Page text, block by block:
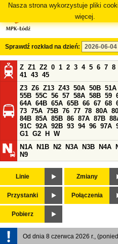
Nasza strona wykorzystuje pliki
więcej.
Sprawdź rozkład na dzień:
Z Z1 Z2 0 1 2 3 4 5 6 7 8
41 43 45
Z3 Z6 Z13 Z43 50A 50B 51A
55B 55C 56 57 58A 58B 59
64A 64B 65A 65B 66 67 68
73 75A 75B 76 77 78 80A
84B 85A 85B 86 87A 87B
91C 92A 92B 93 94 96 97A
G1 G2 H
W
N1A
N1B N2 N3A N3B N4A
N9
Linie Zmiany
Przystanki Połączenia
Pobierz
Od dnia 8 czerwca 2026 r.,